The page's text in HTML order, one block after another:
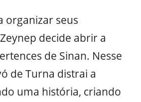
organizar seus
decide abrir a
de Sinan. Nesse
de Turna distrai a
uma história, criando